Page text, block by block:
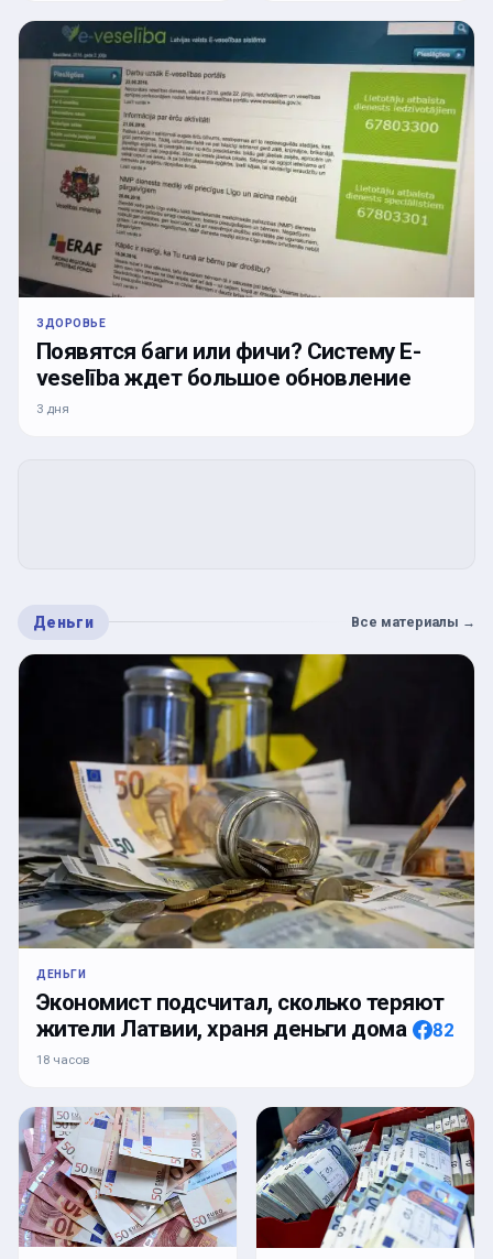
ЗДОРОВЬЕ
Появятся баги или фичи? Систему E-
veselība ждет большое обновление
3 дня
Деньги Все материалы →
ДЕНЬГИ
Экономист подсчитал, сколько теряют
жители Латвии, храня деньги дома
82
18 часов